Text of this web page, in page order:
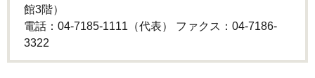
館3階）
電話：04-7185-1111（代表） ファクス：04-7186-
3322